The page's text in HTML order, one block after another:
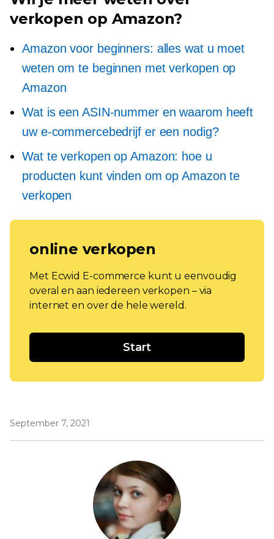
verkopen op Amazon?
Amazon voor beginners: alles wat u moet
weten om te beginnen met verkopen op
Amazon
Wat is een ASIN-nummer en waarom heeft
uw e-commercebedrijf er een nodig?
Wat te verkopen op Amazon: hoe u
producten kunt vinden om op Amazon te
verkopen
online verkopen
Met Ecwid E-commerce kunt u eenvoudig
overal en aan iedereen verkopen – via
internet en over de hele wereld.
Start
September 7, 2021